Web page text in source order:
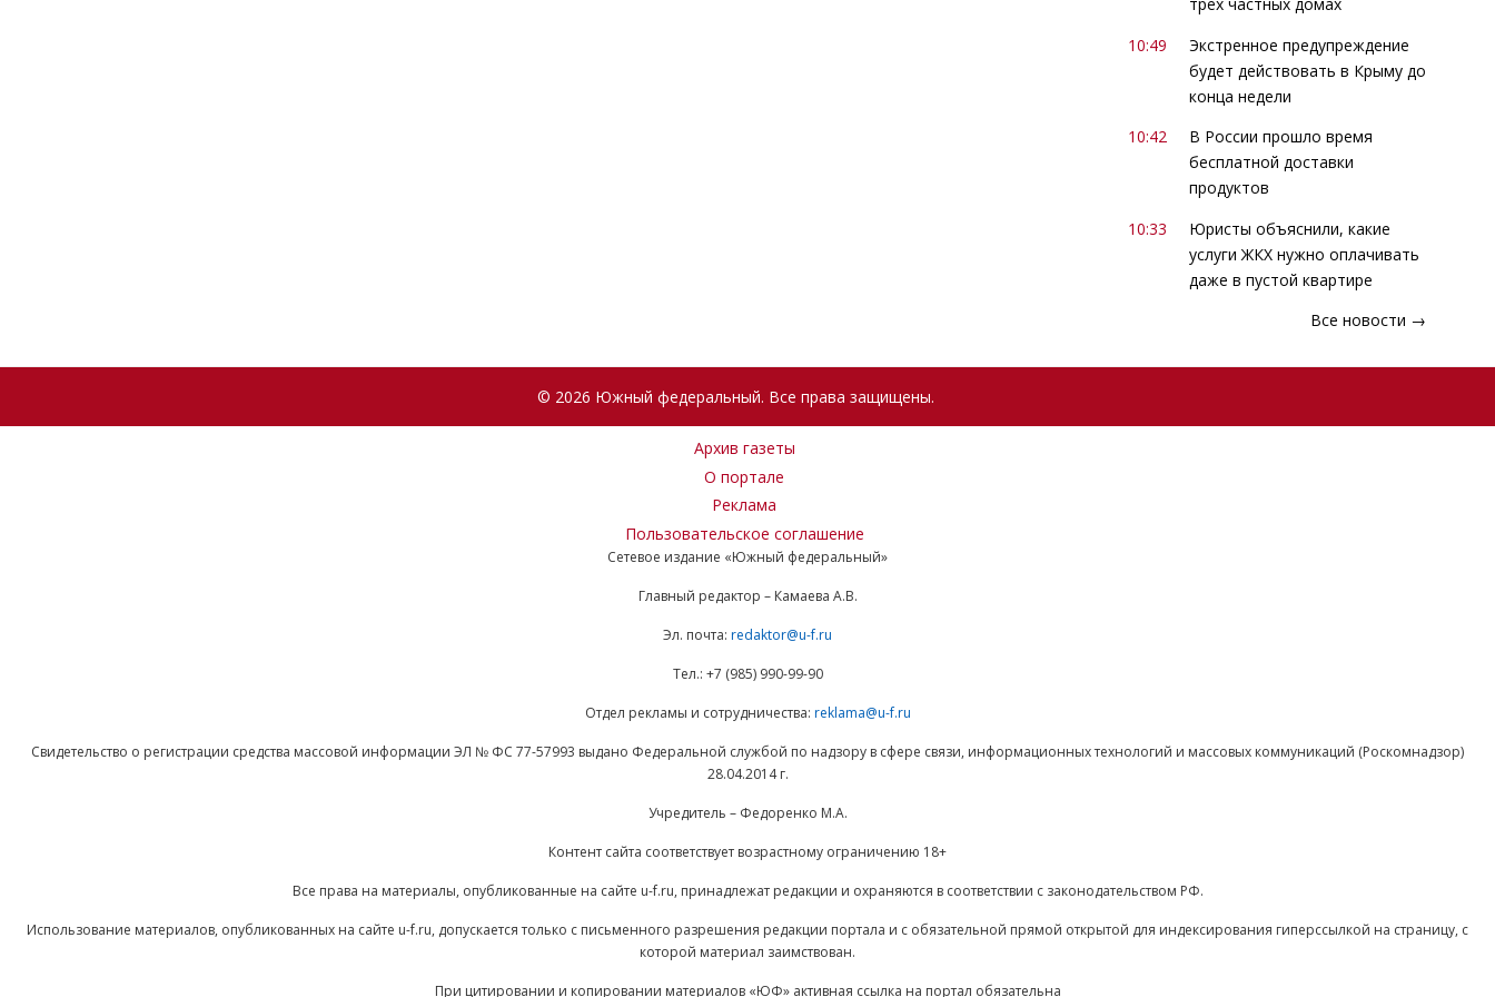
трех частных домах
10:49
Экстренное предупреждение
будет действовать в Крыму до
конца недели
10:42
В России прошло время
бесплатной доставки
продуктов
10:33
Юристы объяснили, какие
услуги ЖКХ нужно оплачивать
даже в пустой квартире
Все новости →
© 2026 Южный федеральный. Все права защищены.
Архив газеты
О портале
Реклама
Пользовательское соглашение
Сетевое издание «Южный федеральный»
Главный редактор – Камаева А.В.
Эл. почта: redaktor@u-f.ru
Тел.: +7 (985) 990-99-90
Отдел рекламы и сотрудничества: reklama@u-f.ru
Свидетельство о регистрации средства массовой информации ЭЛ № ФС 77-57993 выдано Федеральной службой по надзору в сфере связи, информационных технологий и массовых коммуникаций (Роскомнадзор)
28.04.2014 г.
Учредитель – Федоренко М.А.
Контент сайта соответствует возрастному ограничению 18+
Все права на материалы, опубликованные на сайте u-f.ru, принадлежат редакции и охраняются в соответствии с законодательством РФ.
Использование материалов, опубликованных на сайте u-f.ru, допускается только с письменного разрешения редакции портала и с обязательной прямой открытой для индексирования гиперссылкой на страницу, с
которой материал заимствован.
При цитировании и копировании материалов «ЮФ» активная ссылка на портал обязательна